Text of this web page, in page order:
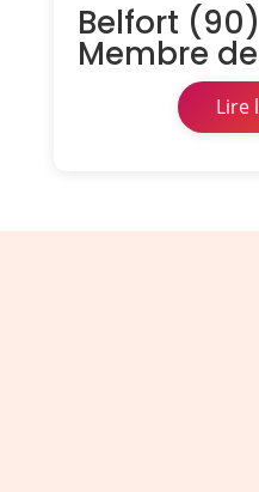
Belfort
Membre
Lire